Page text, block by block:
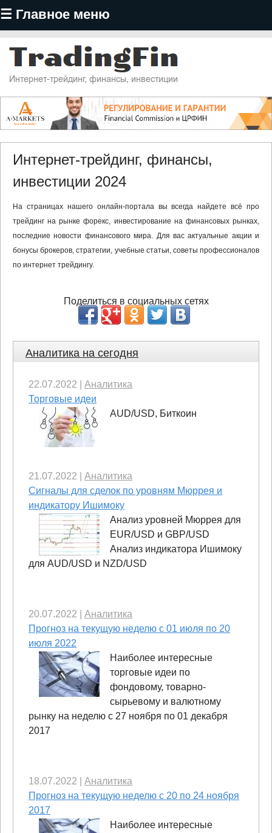
☰ Главное меню
Перейти
основному
содержанию
TradingFin
Интернет-трейдинг, финансы,
инвестиции 2024
На страницах нашего онлайн-портала вы всегда найдете всё про
трейдинг на рынке форекс, инвестирование на финансовых рынках,
последние новости финансового мира. Для вас актуальные акции и
бонусы брокеров, стратегии, учебные статьи, советы профессионалов
по интернет трейдингу.
Поделиться в социальных сетях
Аналитика на сегодня
22.07.2022
Аналитика
Торговые идеи
AUD/USD, Биткоин
21.07.2022
Аналитика
Сигналы для сделок по уровням Мюррея и
индикатору Ишимоку
Анализ уровней Мюррея для
EUR/USD и GBP/USD
Анализ индикатора Ишимоку
для AUD/USD и NZD/USD
20.07.2022
Аналитика
Прогноз на текущую неделю с 01 июля по 20
июля 2022
Наиболее интересные
торговые идеи по
фондовому, товарно-
сырьевому и валютному
рынку на неделю с 27 ноября по 01 декабря
2017
18.07.2022
Аналитика
Прогноз на текущую неделю с 20 по 24 ноября
2017
Наиболее интересные